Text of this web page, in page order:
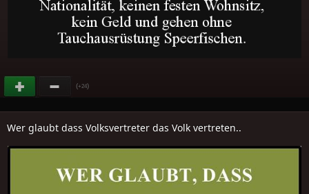
(+24)
Wer glaubt dass Volksvertreter das Volk vertreten..